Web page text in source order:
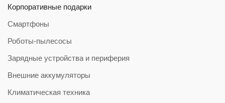
Корпоративные подарки
Смартфоны
Роботы-пылесосы
Зарядные устройства и периферия
Внешние аккумуляторы
Климатическая техника